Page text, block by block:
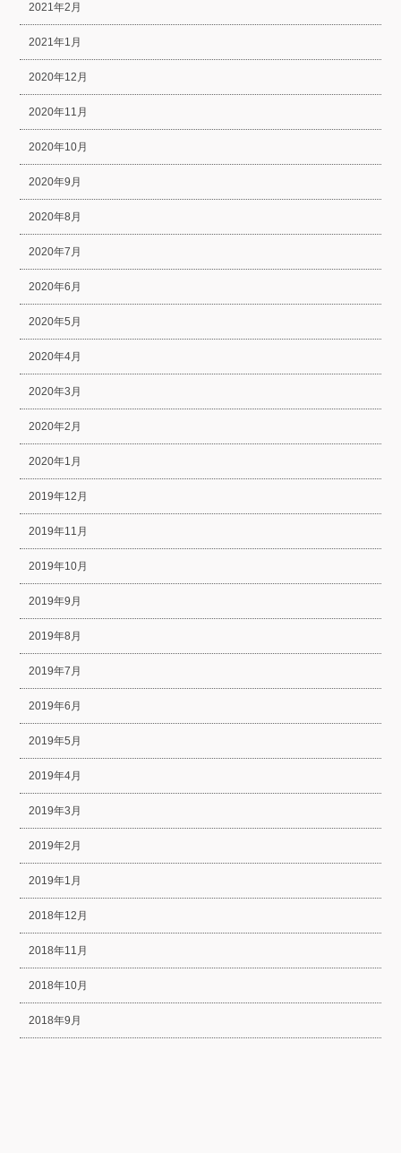
2021年2月
2021年1月
2020年12月
2020年11月
2020年10月
2020年9月
2020年8月
2020年7月
2020年6月
2020年5月
2020年4月
2020年3月
2020年2月
2020年1月
2019年12月
2019年11月
2019年10月
2019年9月
2019年8月
2019年7月
2019年6月
2019年5月
2019年4月
2019年3月
2019年2月
2019年1月
2018年12月
2018年11月
2018年10月
2018年9月